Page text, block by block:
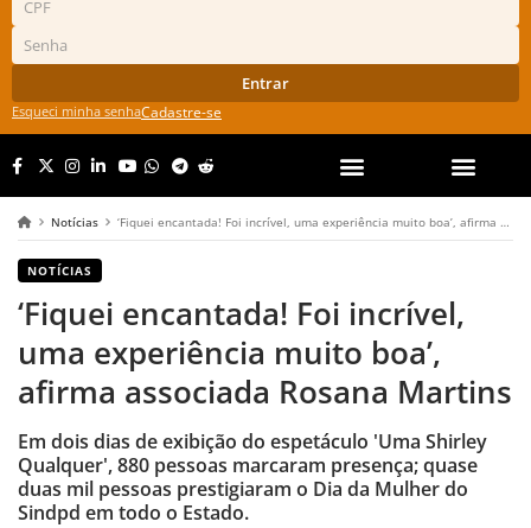
Entrar
Esqueci minha senhaCadastre-se
Notícias ‘Fiquei encantada! Foi incrível, uma experiência muito boa’, afirma associada Rosana Martins
NOTÍCIAS
‘Fiquei encantada! Foi incrível,
uma experiência muito boa’,
afirma associada Rosana Martins
Em dois dias de exibição do espetáculo 'Uma Shirley
Qualquer', 880 pessoas marcaram presença; quase
duas mil pessoas prestigiaram o Dia da Mulher do
Sindpd em todo o Estado.